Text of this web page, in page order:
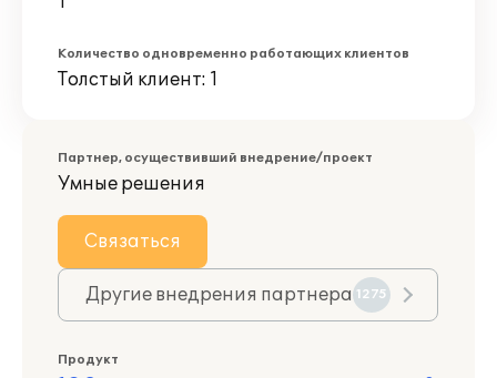
Количество одновременно работающих клиентов
Толстый клиент: 1
Партнер, осуществивший внедрение/проект
Умные решения
Связаться
Другие внедрения партнера 1275
Продукт